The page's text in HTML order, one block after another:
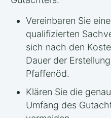
Vereinbaren Sie
qualifizierten
sich nach den
Dauer der
Pfaffenöd.
Klären Sie die
Umfang des